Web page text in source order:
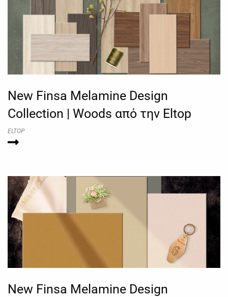
New Finsa Melamine Design
Collection | Woods από την Eltop
ELTOP
New Finsa Melamine Design